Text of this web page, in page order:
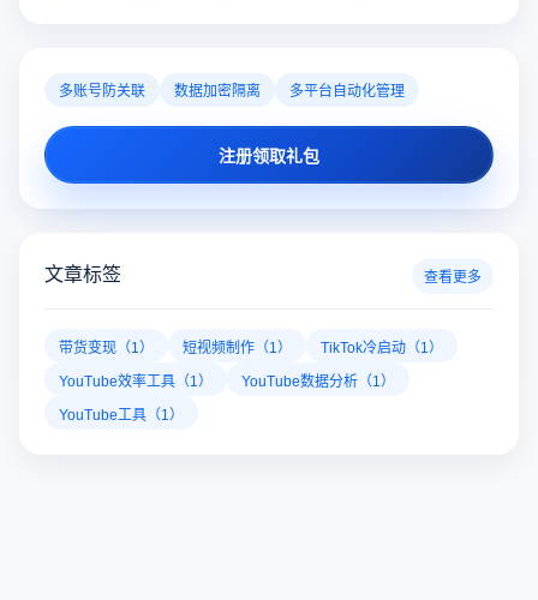
多账号防关联 数据加密隔离 多平台自动化管理
注册领取礼包
文章标签 查看更多
带货变现（1） 短视频制作（1）
TikTok冷启动（1）
YouTube效率工具（1）
YouTube数据分析（1）
YouTube工具（1）